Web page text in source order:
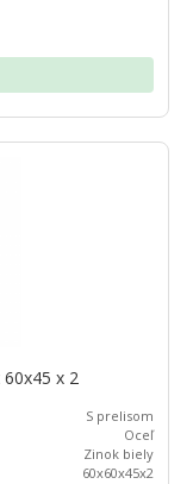
x 2
S prelisom
Oceľ
Zinok biely
60x60x45x2